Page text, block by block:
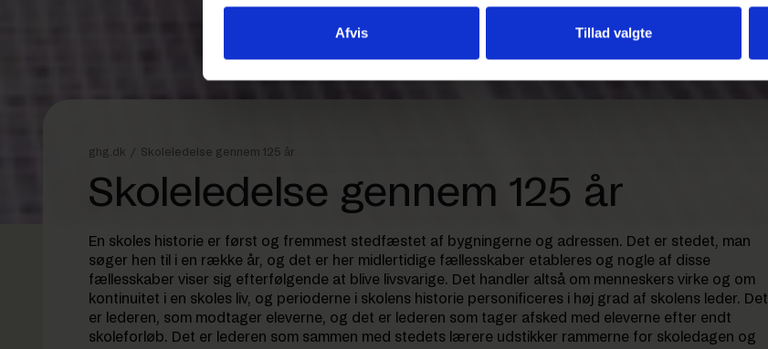
Afvis Tillad valgte
ghg.dk / Skoleledelse gennem 125 år
Skoleledelse gennem 125 år
En skoles historie er først og fremmest stedfæstet af bygningerne og adressen. Det er stedet, man
søger hen til i en række år, og det er her midlertidige fællesskaber etableres og nogle af disse
fællesskaber viser sig efterfølgende at blive livsvarige. Det handler altså om menneskers virke og om
kontinuitet i en skoles liv, og perioderne i skolens historie personificeres i høj grad af skolens leder. Det
er lederen, som modtager eleverne, og det er lederen som tager afsked med eleverne efter endt
skoleforløb. Det er lederen som sammen med stedets lærere udstikker rammerne for skoledagen og